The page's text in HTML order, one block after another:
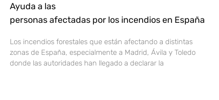
Ayuda a las
personas afectadas por los incendios en España
Los incendios forestales que están afectando a distintas
zonas de España, especialmente a Madrid, Ávila y Toledo
donde las autoridades han llegado a declarar la